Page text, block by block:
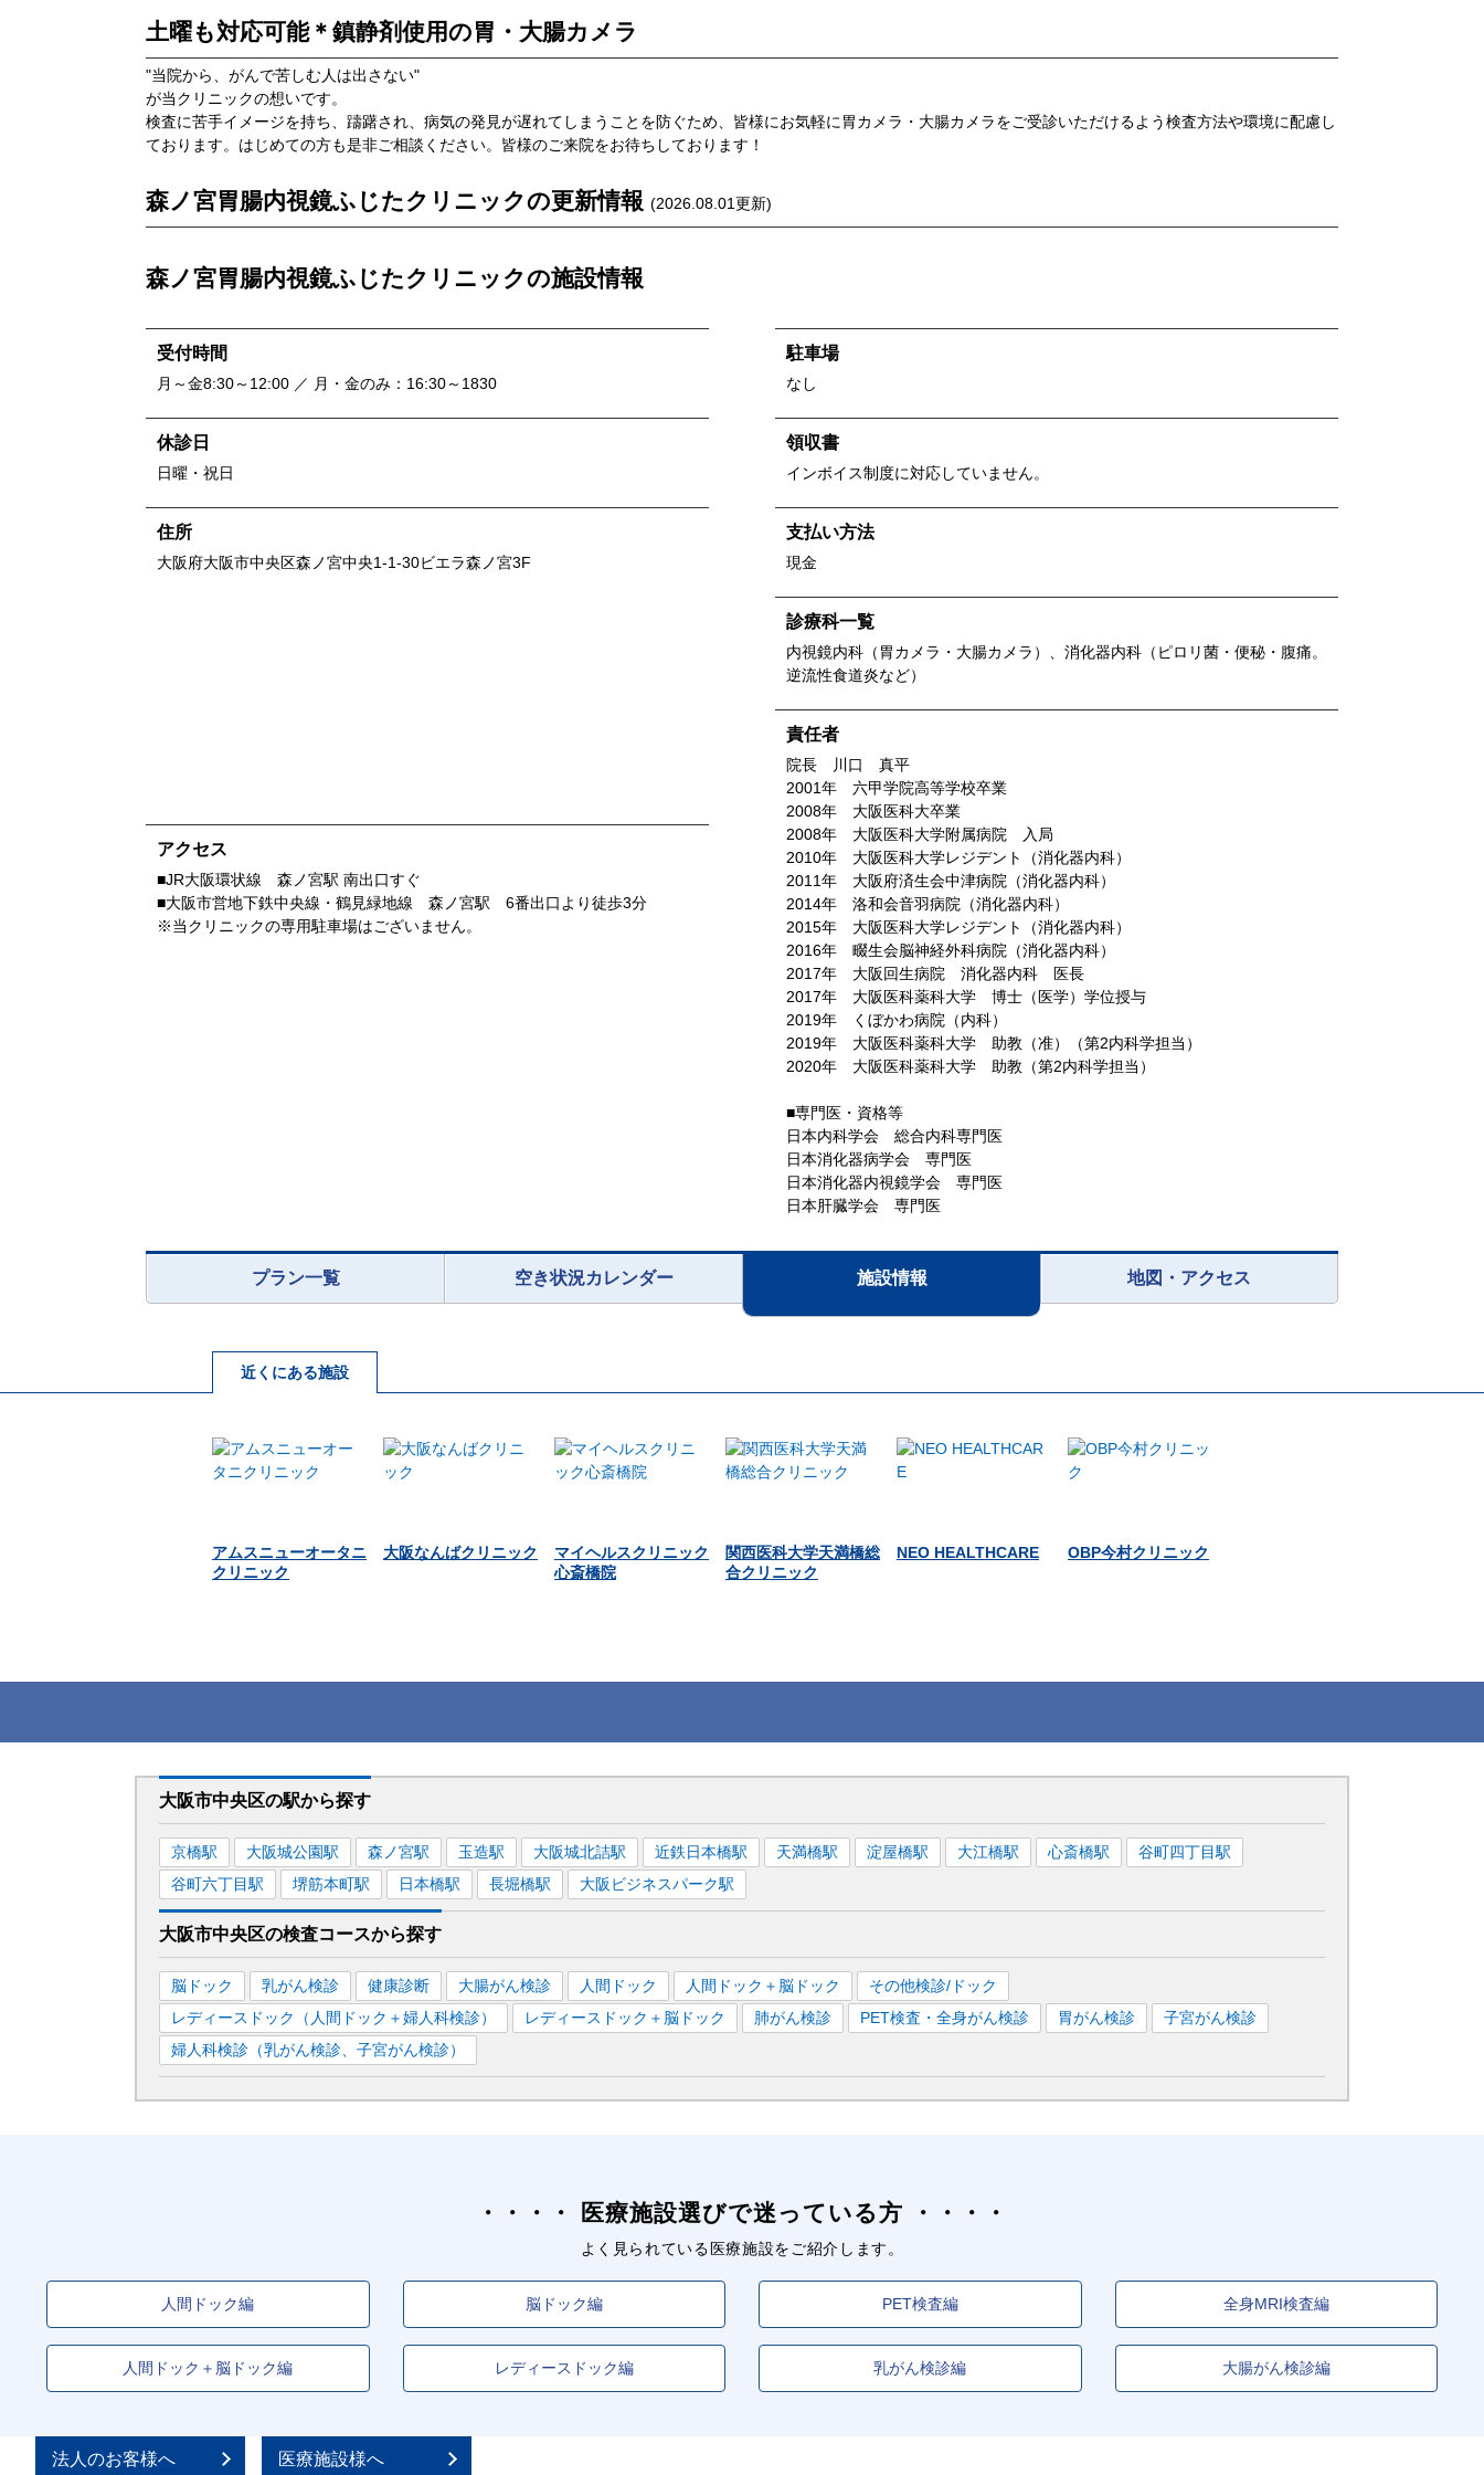
土曜も対応可能＊鎮静剤使用の胃・大腸カメラ
"当院から、がんで苦しむ人は出さない"
が当クリニックの想いです。
検査に苦手イメージを持ち、躊躇され、病気の発見が遅れてしまうことを防ぐため、皆様にお気軽に胃カメラ・大腸カメラをご受診いただけるよう検査方法や環境に配慮し
ております。はじめての方も是非ご相談ください。皆様のご来院をお待ちしております！
森ノ宮胃腸内視鏡ふじたクリニックの更新情報 (2026.08.01更新)
森ノ宮胃腸内視鏡ふじたクリニックの施設情報
受付時間
月～金8:30～12:00 ／ 月・金のみ：16:30～1830
休診日
日曜・祝日
住所
大阪府大阪市中央区森ノ宮中央1-1-30ビエラ森ノ宮3F
アクセス
■JR大阪環状線 森ノ宮駅 南出口すぐ
■大阪市営地下鉄中央線・鶴見緑地線 森ノ宮駅 6番出口より徒歩3分
※当クリニックの専用駐車場はございません。
駐車場
なし
領収書
インボイス制度に対応していません。
支払い方法
現金
診療科一覧
内視鏡内科（胃カメラ・大腸カメラ）、消化器内科（ピロリ菌・便秘・腹痛。
逆流性食道炎など）
責任者
院長 川口 真平
2001年 六甲学院高等学校卒業
2008年 大阪医科大卒業
2008年 大阪医科大学附属病院 入局
2010年 大阪医科大学レジデント（消化器内科）
2011年 大阪府済生会中津病院（消化器内科）
2014年 洛和会音羽病院（消化器内科）
2015年 大阪医科大学レジデント（消化器内科）
2016年 畷生会脳神経外科病院（消化器内科）
2017年 大阪回生病院 消化器内科 医長
2017年 大阪医科薬科大学 博士（医学）学位授与
2019年 くぼかわ病院（内科）
2019年 大阪医科薬科大学 助教（准）（第2内科学担当）
2020年 大阪医科薬科大学 助教（第2内科学担当）
■専門医・資格等
日本内科学会 総合内科専門医
日本消化器病学会 専門医
日本消化器内視鏡学会 専門医
日本肝臓学会 専門医
プラン一覧 空き状況カレンダー 施設情報 地図・アクセス
近くにある施設
アムスニューオータニ
クリニック
大阪なんばクリニック
マイヘルスクリニック
心斎橋院
関西医科大学天満橋総
合クリニック
NEO HEALTHCARE OBP今村クリニック
大阪市中央区の駅から探す
京橋駅 大阪城公園駅 森ノ宮駅 玉造駅 大阪城北詰駅 近鉄日本橋駅 天満橋駅 淀屋橋駅 大江橋駅 心斎橋駅 谷町四丁目駅
谷町六丁目駅 堺筋本町駅 日本橋駅 長堀橋駅 大阪ビジネスパーク駅
大阪市中央区の検査コースから探す
脳ドック 乳がん検診 健康診断 大腸がん検診 人間ドック 人間ドック＋脳ドック
その他検診/ドック
レディースドック（人間ドック＋婦人科検診）
レディースドック＋脳ドック 肺がん検診 PET検査・全身がん検診 胃がん検診
子宮がん検診
婦人科検診（乳がん検診、子宮がん検診）
医療施設選びで迷っている方
よく見られている医療施設をご紹介します。
人間ドック編 脳ドック編 PET検査編 全身MRI検査編
人間ドック＋脳ドック編 レディースドック編 乳がん検診編 大腸がん検診編
法人のお客様へ 医療施設様へ